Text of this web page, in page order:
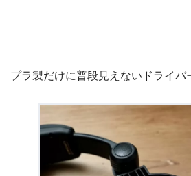
プラ製だけに普段見えないドライバ